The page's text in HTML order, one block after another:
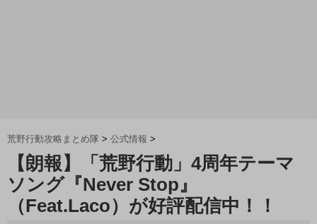
荒野行動攻略まとめ隊 > 公式情報 >
【朗報】「荒野行動」4周年テーマ
ソング『Never Stop』
（Feat.Laco）が好評配信中！！